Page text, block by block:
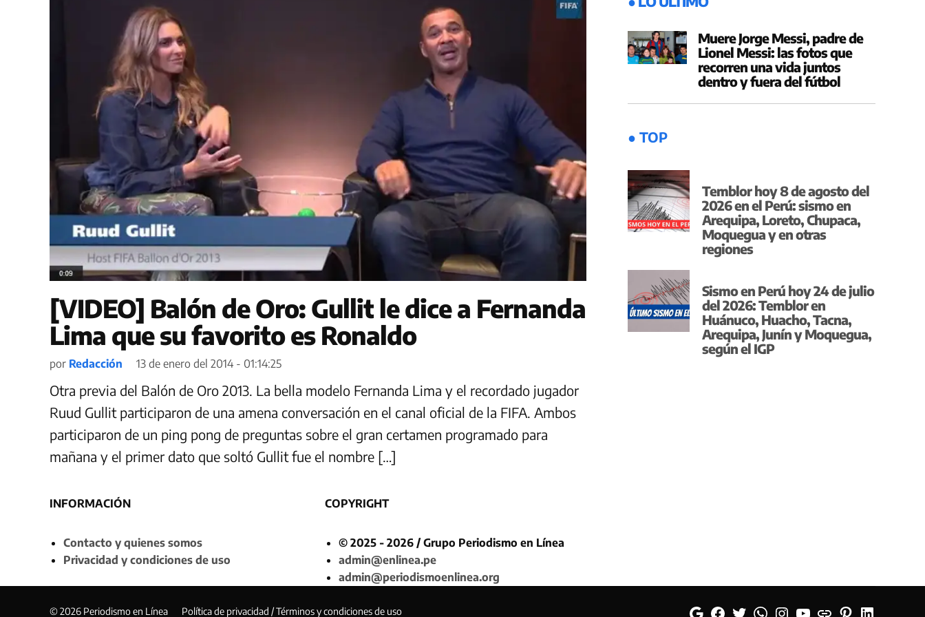
[VIDEO] Balón de Oro: Gullit le dice a Fernanda
Lima que su favorito es Ronaldo
por Redacción 13 de enero del 2014 - 01:14:25
Otra previa del Balón de Oro 2013. La bella modelo Fernanda Lima y el recordado jugador
Ruud Gullit participaron de una amena conversación en el canal oficial de la FIFA. Ambos
participaron de un ping pong de preguntas sobre el gran certamen programado para
mañana y el primer dato que soltó Gullit fue el nombre […]
Muere Jorge Messi, padre de
Lionel Messi: las fotos que
recorren una vida juntos
dentro y fuera del fútbol
● TOP
Temblor hoy 8 de agosto del
2026 en el Perú: sismo en
Arequipa, Loreto, Chupaca,
Moquegua y en otras
regiones
Sismo en Perú hoy 24 de julio
del 2026: Temblor en
Huánuco, Huacho, Tacna,
Arequipa, Junín y Moquegua,
según el IGP
INFORMACIÓN
Contacto y quienes somos
Privacidad y condiciones de uso
COPYRIGHT
© 2025 - 2026 / Grupo Periodismo en Línea
admin@enlinea.pe
admin@periodismoenlinea.org
© 2026 Periodismo en Línea Política de privacidad / Términos y condiciones de uso GoogleFacebookTwitterWhatsappInstagramYouTube
Web PinterestLinkedin